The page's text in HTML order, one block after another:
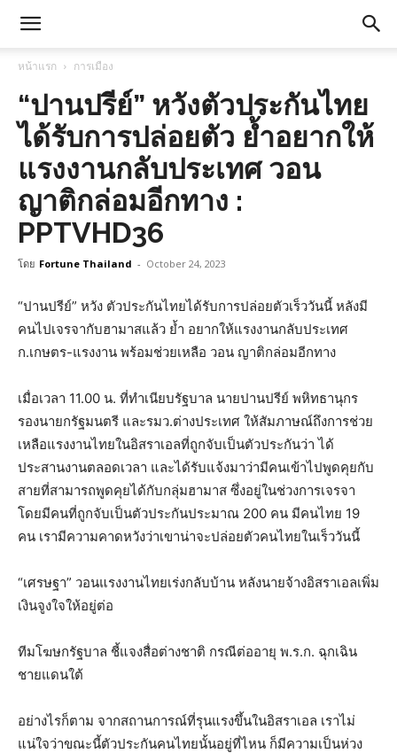
หน้าแรก การเมือง
“ปานปรีย์” หวังตัวประกันไทย
ได้รับการปล่อยตัว ย้ำอยากให้
แรงงานกลับประเทศ วอน
ญาติกล่อมอีกทาง :
PPTVHD36
โดย Fortune Thailand - October 24, 2023
“ปานปรีย์” หวัง ตัวประกันไทยได้รับการปล่อยตัวเร็ววันนี้ หลังมี
คนไปเจรจากับฮามาสแล้ว ย้ำ อยากให้แรงงานกลับประเทศ
ก.เกษตร-แรงงาน พร้อมช่วยเหลือ วอน ญาติกล่อมอีกทาง
เมื่อเวลา 11.00 น. ที่ทำเนียบรัฐบาล นายปานปรีย์ พหิทธานุกร
รองนายกรัฐมนตรี และรมว.ต่างประเทศ ให้สัมภาษณ์ถึงการช่วย
เหลือแรงงานไทยในอิสราเอลที่ถูกจับเป็นตัวประกันว่า ได้
ประสานงานตลอดเวลา และได้รับแจ้งมาว่ามีคนเข้าไปพูดคุยกับ
สายที่สามารถพูดคุยได้กับกลุ่มฮามาส ซึ่งอยู่ในช่วงการเจรจา
โดยมีคนที่ถูกจับเป็นตัวประกันประมาณ 200 คน มีคนไทย 19
คน เรามีความคาดหวังว่าเขาน่าจะปล่อยตัวคนไทยในเร็ววันนี้
“เศรษฐา” วอนแรงงานไทยเร่งกลับบ้าน หลังนายจ้างอิสราเอลเพิ่ม
เงินจูงใจให้อยู่ต่อ
ทีมโฆษกรัฐบาล ชี้แจงสื่อต่างชาติ กรณีต่ออายุ พ.ร.ก. ฉุกเฉิน
ชายแดนใต้
อย่างไรก็ตาม จากสถานการณ์ที่รุนแรงขึ้นในอิสราเอล เราไม่
แน่ใจว่าขณะนี้ตัวประกันคนไทยนั้นอยู่ที่ไหน ก็มีความเป็นห่วง